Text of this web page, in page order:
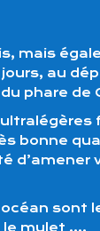
mais
au
phare de
ultralégères
bonne
d’amener
sont
le mulet ….